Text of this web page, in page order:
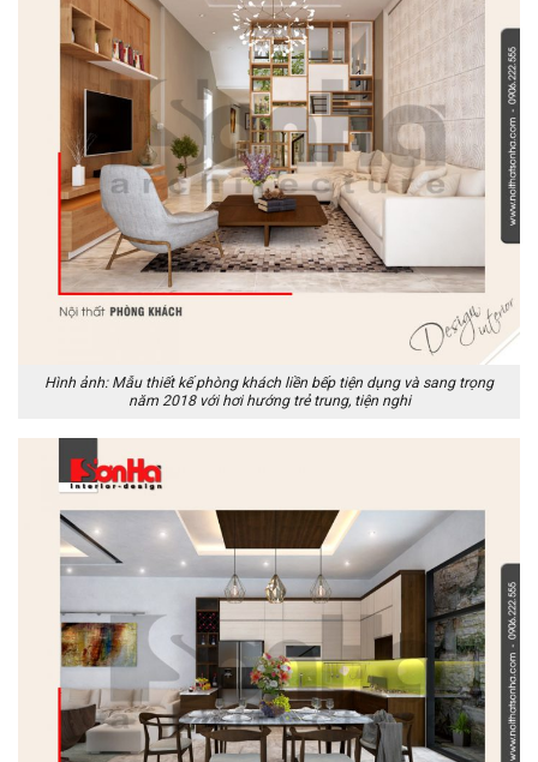
Hình ảnh: Mẫu thiết kế phòng khách liền bếp tiện dụng và sang trọng
năm 2018 với hơi hướng trẻ trung, tiện nghi